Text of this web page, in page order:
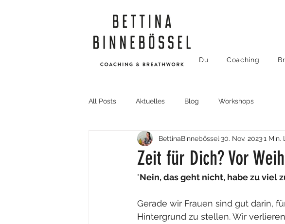
Du Coaching
All Posts Aktuelles Blog Workshops
Zeit für Dich? Vor
BettinaBinnebössel 30. Nov. 20231 Min.
"Nein, das geht nicht, habe zu viel
Gerade wir Frauen sind gut darin,
Hintergrund zu stellen. Wir